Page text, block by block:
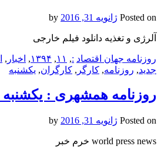
Posted on ژانویه 31, 2016
آلرژی و تغذیه دانلود فیلم خارجی
روزنامه جهان اقتصاد :
, ۱۱, ۱۳۹۴, اخبار ,
جدید, روزنامه, کارگر , کارگران, یکشنبه‌
روزنامه همشهری : یکشنبه‌ ۱۱ بهمن ۱۳۹۴
Posted on ژانویه 31, 2016
world press news خرم خبر